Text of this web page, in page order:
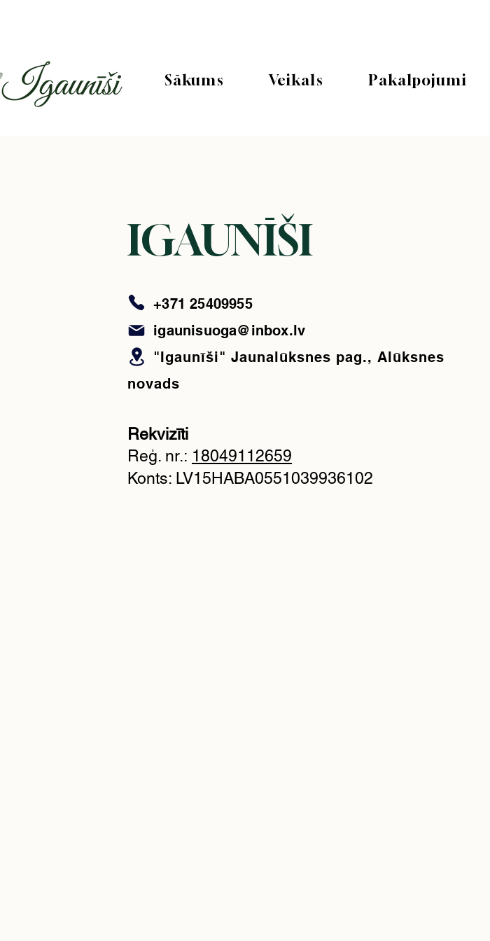
Sākums Veikals Pakalpojumi
IGAUNĪŠI
+371 25409955​
igaunisuoga@inbox.lv
"Igaunīši" Jaunalūksnes pag., Alūksnes
novads
Rekvizīti
Reģ. nr.: 18049112659
Konts: LV15HABA0551039936102